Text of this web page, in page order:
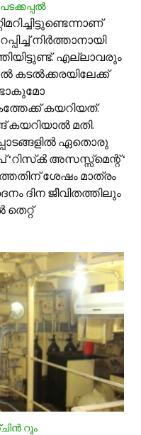
നിര്‍ത്താനായി
എല്ലാവരും
കടല്‍ക്കരയിലേക്ക്
കയറിയത്.
കയറിയാല്‍ മതി.
ഏതൊരു
അസസ്സ്‌മെന്റ് ‘
ശേഷം മാത്രം
ദിന ജീവിതത്തിലും
റൂം